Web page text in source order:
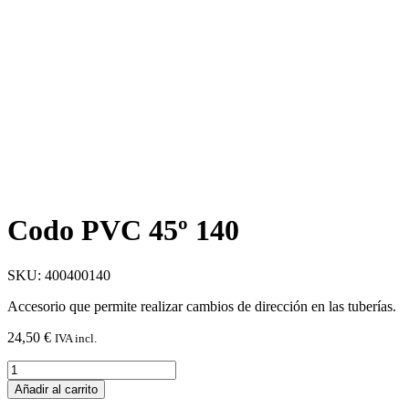
Codo PVC 45º 140
SKU: 400400140
Accesorio que permite realizar cambios de dirección en las tuberías.
24,50 € IVA incl.
Codo
PVC
45º
Añadir al carrito